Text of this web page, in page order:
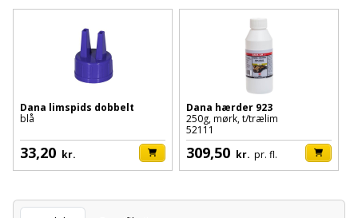
Fugtsikring
Garageport
Gelænder
Gips
Grundmursplader
Hardieplank
Fugepistol
skumpistol
Gevindskærer
Gipsværktøj
Betonsliber
Bindemaskine
Bits
Bor
Motorenhed
Motorsav
kædesav
Motorsav
og
tilbehør
Brændeovn
Brandslukker
Brugskunst
Camping
Damprengøring
og
afrensning
Spartelmasse
væg
Tape
Rør
Ventilation
og
indeklima
Gaveideer
Aktiviteter
Dana limspids dobbelt
blå
33,20 kr.
Dana hærder 923
250g, mørk, t/trælim
52111
309,50 kr. pr. fl.